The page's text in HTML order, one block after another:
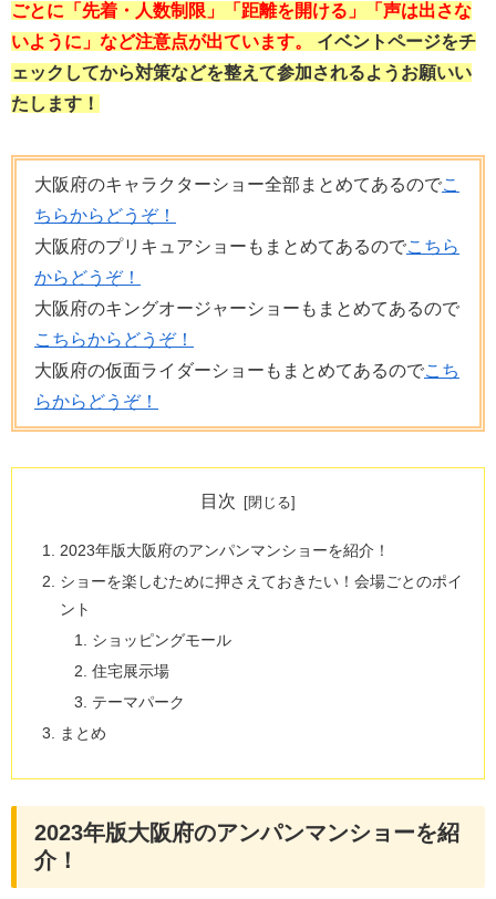
ごとに「先着・人数制限」「距離を開ける」「声は出さな
いように」など注意点が出ています。 イベントページをチ
ェックしてから対策などを整えて参加されるようお願いい
たします！
大阪府のキャラクターショー全部まとめてあるのでこ
ちらからどうぞ！
大阪府のプリキュアショーもまとめてあるのでこちら
からどうぞ！
大阪府のキングオージャーショーもまとめてあるので
こちらからどうぞ！
大阪府の仮面ライダーショーもまとめてあるのでこち
らからどうぞ！
目次
2023年版大阪府のアンパンマンショーを紹介！
ショーを楽しむために押さえておきたい！会場ごとのポイ
ント
ショッピングモール
住宅展示場
テーマパーク
まとめ
2023年版大阪府のアンパンマンショーを紹
介！